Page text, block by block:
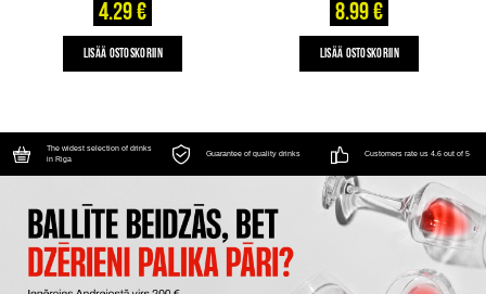
4.29 €
LISÄÄ OSTOSKORIIN
8.99 €
LISÄÄ OSTOSKORIIN
The widest selection of drinks
in Riga
Guarantee of quality drinks Customers rate us 4.6 out of 5